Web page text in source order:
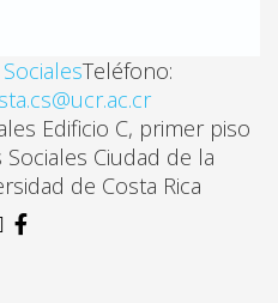
Teléfono:
Edificio C, primer piso
Ciudad de la
de Costa Rica